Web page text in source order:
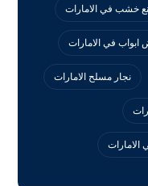
خشب في الامارات
ابواب في الامارات
نجار مسلح الامارات